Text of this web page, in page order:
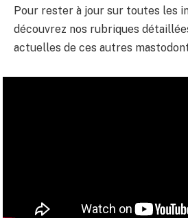
Pour rester à jour sur toutes les
découvrez nos rubriques
actuelles de ces autres